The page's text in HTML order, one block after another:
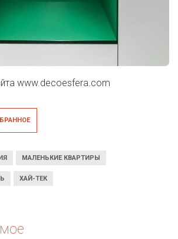
www.decoesfera.com
МАЛЕНЬКИЕ КВАРТИРЫ
ХАЙ-ТЕК